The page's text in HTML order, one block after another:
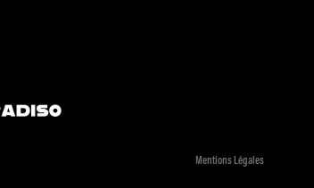
Mentions Légales